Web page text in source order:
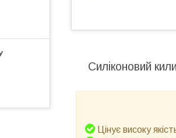
Силіконовий
Цінує високу